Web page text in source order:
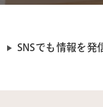
SNSでも情報を発